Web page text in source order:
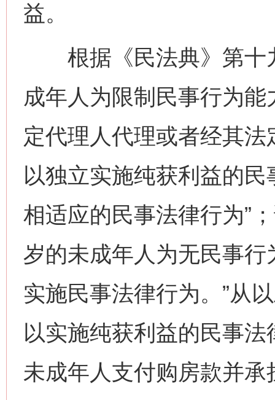
益。
根据《民法典》第十
成年人为限制民事行为
定代理人代理或者经其
以独立实施纯获利益的
相适应的民事法律行为”
岁的未成年人为无民事
实施民事法律行为。”从
以实施纯获利益的民事
未成年人支付购房款并